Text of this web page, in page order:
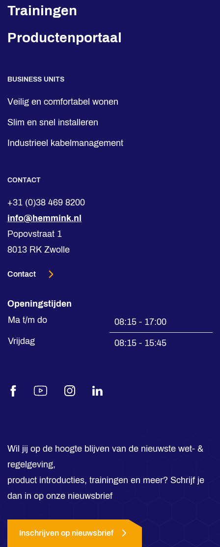
Trainingen
Productenportaal
BUSINESS UNITS
Veilig en comfortabel wonen
Slim en snel installeren
Industrieel kabelmanagement
CONTACT
+31 (0)38 469 8200
info@hemmink.nl
Popovstraat 1
8013 RK Zwolle
Contact
Openingstijden
Ma t/m do
08:15 - 17:00
Vrijdag
08:15 - 15:45
FacebookYoutubeInstagramLinkedIn
Wil jij op de hoogte blijven van de nieuwste wet- &
regelgeving,
product introducties, trainingen en meer? Schrijf je
dan in op onze nieuwsbrief
Inschrijven op nieuwsbrief